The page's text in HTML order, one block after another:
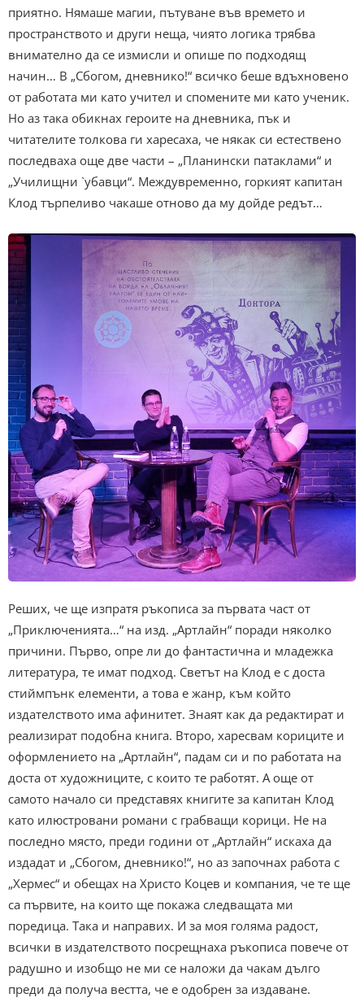
приятно. Нямаше магии, пътуване във времето и
пространството и други неща, чиято логика трябва
внимателно да се измисли и опише по подходящ
начин… В „Сбогом, дневнико!“ всичко беше вдъхновено
от работата ми като учител и спомените ми като ученик.
Но аз така обикнах героите на дневника, пък и
читателите толкова ги харесаха, че някак си естествено
последваха още две части – „Планински патаклами“ и
„Училищни `убавци“. Междувременно, горкият капитан
Клод търпеливо чакаше отново да му дойде редът…
Реших, че ще изпратя ръкописа за първата част от
„Приключенията…“ на изд. „Артлайн“ поради няколко
причини. Първо, опре ли до фантастична и младежка
литература, те имат подход. Светът на Клод е с доста
стиймпънк елементи, а това е жанр, към който
издателството има афинитет. Знаят как да редактират и
реализират подобна книга. Второ, харесвам кориците и
оформлението на „Артлайн“, падам си и по работата на
доста от художниците, с които те работят. А още от
самото начало си представях книгите за капитан Клод
като илюстровани романи с грабващи корици. Не на
последно място, преди години от „Артлайн“ искаха да
издадат и „Сбогом, дневнико!“, но аз започнах работа с
„Хермес“ и обещах на Христо Коцев и компания, че те ще
са първите, на които ще покажа следващата ми
поредица. Така и направих. И за моя голяма радост,
всички в издателството посрещнаха ръкописа повече от
радушно и изобщо не ми се наложи да чакам дълго
преди да получа вестта, че е одобрен за издаване.